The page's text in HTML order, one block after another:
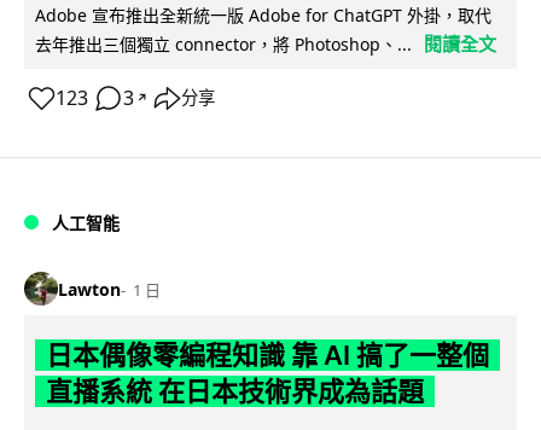
Adobe 宣布推出全新統一版 Adobe for ChatGPT 外掛，取代
去年推出三個獨立 connector，將 Photoshop、...
閱讀全文
123 3 ↗ 分享
人工智能
Lawton 1 日
日本偶像零編程知識 靠 AI 搞了一整個
直播系統 在日本技術界成為話題